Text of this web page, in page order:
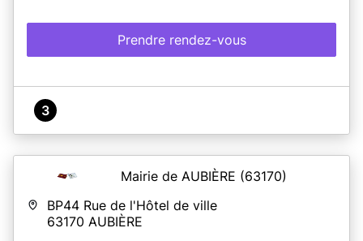
Prendre rendez-vous
3
Mairie de AUBIÈRE (63170)
BP44 Rue de l'Hôtel de ville
63170 AUBIÈRE